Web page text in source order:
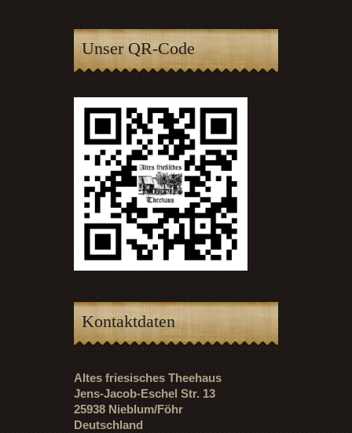
Unser QR-Code
Kontaktdaten
Altes friesisches Theehaus
Jens-Jacob-Eschel Str. 13
25938 Nieblum/Föhr
Deutschland